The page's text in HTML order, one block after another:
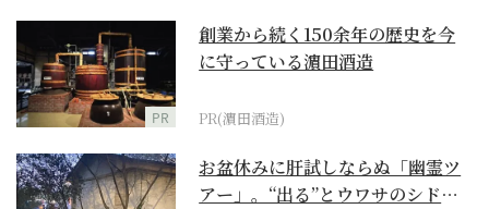
PR
創業から続く150余年の歴史を今
に守っている濵田酒造
PR(濵田酒造)
お盆休みに肝試しならぬ「幽霊ツ
アー」。“出る”とウワサのシドニ